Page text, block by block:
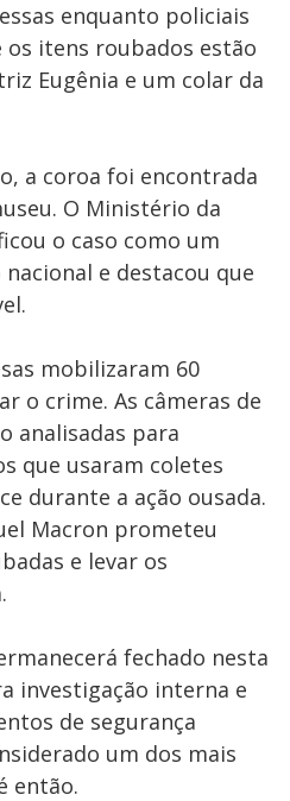
enquanto policiais
os itens roubados estão
Eugênia e um colar da
a coroa foi encontrada
O Ministério da
o caso como um
e destacou que
mobilizaram 60
o crime. As câmeras de
analisadas para
que usaram coletes
durante a ação ousada.
Macron prometeu
e levar os
fechado nesta
investigação interna e
de segurança
um dos mais
então.